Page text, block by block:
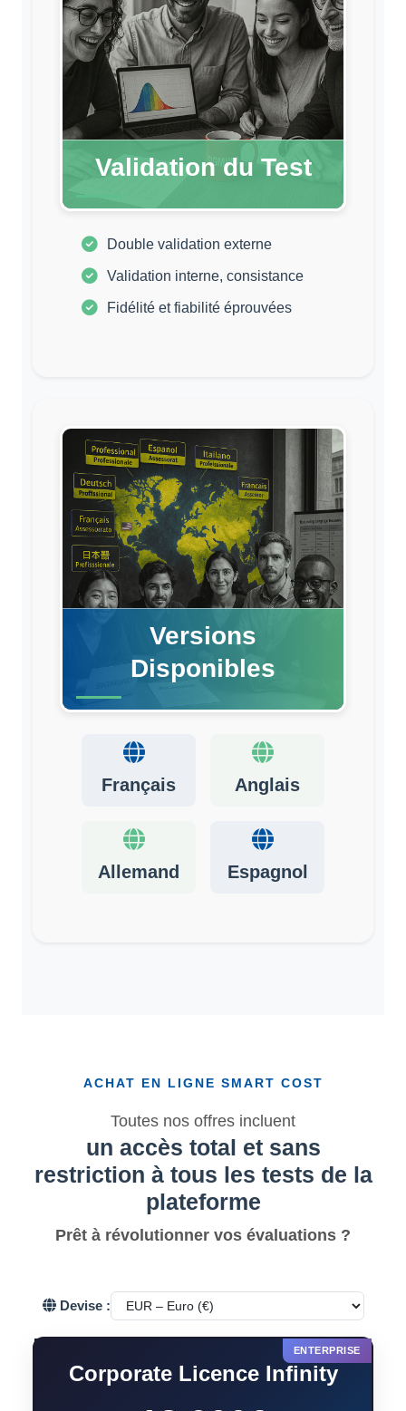
Validation du Test
Double validation externe
Validation interne, consistance
Fidélité et fiabilité éprouvées
Versions
Disponibles
Français Anglais
Allemand Espagnol
ACHAT EN LIGNE SMART COST
Toutes nos offres incluent
un accès total et sans
restriction à tous les tests de la
plateforme
Prêt à révolutionner vos évaluations ?
Devise :
Corporate Licence Infinity